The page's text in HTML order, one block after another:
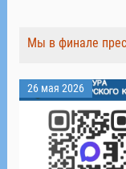
Мы в финале
26 мая 2026